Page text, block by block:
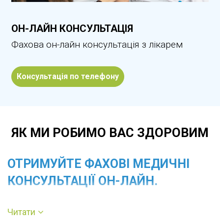
ОН-ЛАЙН КОНСУЛЬТАЦІЯ
Фахова он-лайн консультація з лікарем
Консультація по телефону
ЯК МИ РОБИМО ВАС ЗДОРОВИМ
ОТРИМУЙТЕ ФАХОВІ МЕДИЧНІ
КОНСУЛЬТАЦІЇ ОН-ЛАЙН.
Для того, щоб отримати медичну
Читати